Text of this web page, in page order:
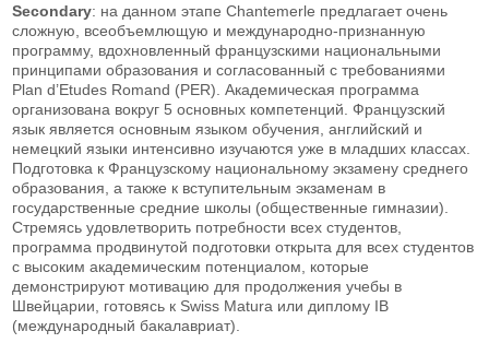
Secondary: на данном этапе Chantemerle предлагает очень
сложную, всеобъемлющую и международно-признанную
программу, вдохновленный французскими национальными
принципами образования и согласованный с требованиями
Plan d’Etudes Romand (PER). Академическая программа
организована вокруг 5 основных компетенций. Французский
язык является основным языком обучения, английский и
немецкий языки интенсивно изучаются уже в младших классах.
Подготовка к Французскому национальному экзамену среднего
образования, а также к вступительным экзаменам в
государственные средние школы (общественные гимназии).
Стремясь удовлетворить потребности всех студентов,
программа продвинутой подготовки открыта для всех студентов
с высоким академическим потенциалом, которые
демонстрируют мотивацию для продолжения учебы в
Швейцарии, готовясь к Swiss Matura или диплому IB
(международный бакалавриат).